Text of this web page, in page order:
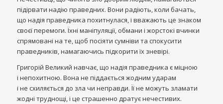
підірвати надію праведних. Вони радіють, коли бачать,
що надія праведника похитнулася, і вважають це знаком
своєї перемоги. Їхні маніпуляції, обмани і жорстокі вчинки
спрямовані на те, щоб посіяти сумніви та спокусити
праведників, намагаючись підкорити їх зневірі.
Григорій Великий навчає, що надія праведника є міцною
і непохитною. Вона не піддається жодним ударам
і не схиляється до зла чи неправди. Її не можуть зламати
жодні труднощі, і це страшенно дратує нечестивих.